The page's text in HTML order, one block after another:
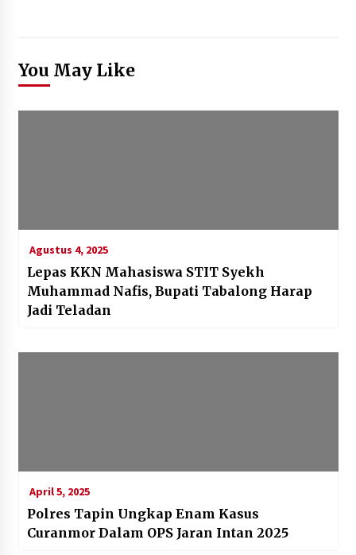
You May Like
Agustus 4, 2025
Lepas KKN Mahasiswa STIT Syekh
Muhammad Nafis, Bupati Tabalong Harap
Jadi Teladan
April 5, 2025
Polres Tapin Ungkap Enam Kasus
Curanmor Dalam OPS Jaran Intan 2025